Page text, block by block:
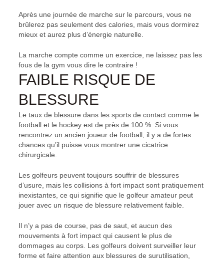
Après une journée de marche sur le parcours, vous ne
brûlerez pas seulement des calories, mais vous dormirez
mieux et aurez plus d’énergie naturelle.
La marche compte comme un exercice, ne laissez pas les
fous de la gym vous dire le contraire !
FAIBLE RISQUE DE
BLESSURE
Le taux de blessure dans les sports de contact comme le
football et le hockey est de près de 100 %. Si vous
rencontrez un ancien joueur de football, il y a de fortes
chances qu’il puisse vous montrer une cicatrice
chirurgicale.
Les golfeurs peuvent toujours souffrir de blessures
d’usure, mais les collisions à fort impact sont pratiquement
inexistantes, ce qui signifie que le golfeur amateur peut
jouer avec un risque de blessure relativement faible.
Il n’y a pas de course, pas de saut, et aucun des
mouvements à fort impact qui causent le plus de
dommages au corps. Les golfeurs doivent surveiller leur
forme et faire attention aux blessures de surutilisation,